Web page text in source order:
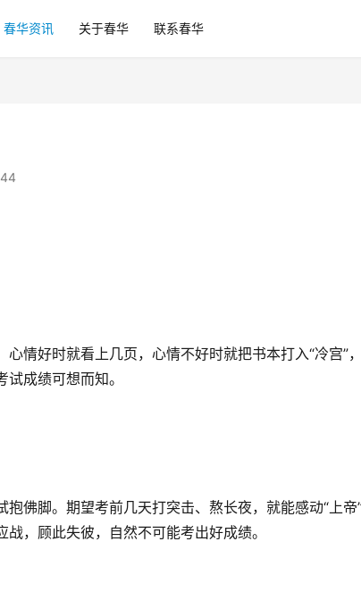
春华资讯 关于春华 联系春华
情好时就看上几页，心情不好时就把书本打入“冷宫”
成绩可想而知。
佛脚。期望考前几天打突击、熬长夜，就能感动“上帝
，顾此失彼，自然不可能考出好成绩。